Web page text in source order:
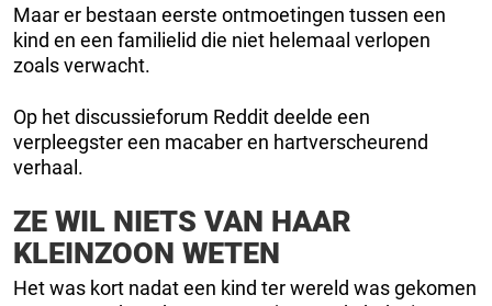
Maar er bestaan eerste ontmoetingen tussen een
kind en een familielid die niet helemaal verlopen
zoals verwacht.
Op het discussieforum Reddit deelde een
verpleegster een macaber en hartverscheurend
verhaal.
ZE WIL NIETS VAN HAAR
KLEINZOON WETEN
Het was kort nadat een kind ter wereld was gekomen